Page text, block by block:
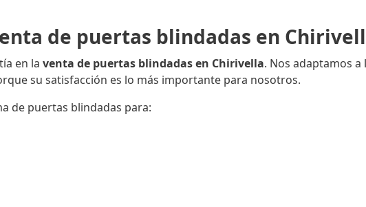
de puertas blindadas en
en la venta de puertas blindadas en Chirivella. Nos adaptamos a
su satisfacción es lo más importante para nosotros.
de puertas blindadas para: